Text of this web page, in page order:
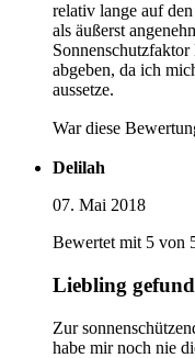
relativ lange auf
als äußerst
abgeben, da ich
aussetze.
War diese
Delilah
07. Mai 2018
Bewertet mit 5 von
Liebling
Zur
habe mir noch nie